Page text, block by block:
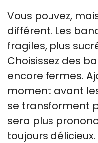
Vous pouvez,
différent. Les
fragiles, plus
Choisissez des
encore fermes.
moment avant
se transforment
sera plus
toujours